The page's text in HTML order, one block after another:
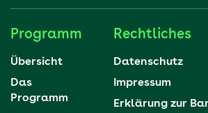
Programm
Übersicht
Das
Programm
Rechtliches
Datenschutz
Impressum
Erklärung zur